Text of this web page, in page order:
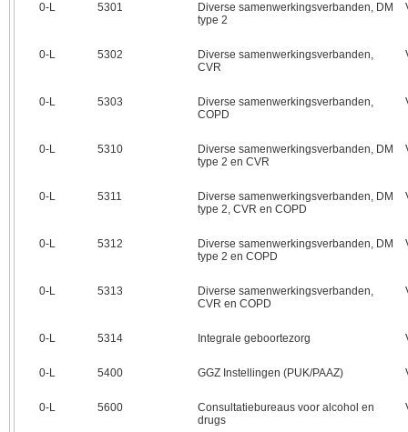
0‑L 5301
Diverse samenwerkingsverbanden, DM
type 2
0‑L 5302
Diverse samenwerkingsverbanden,
CVR
0‑L 5303
Diverse samenwerkingsverbanden,
COPD
0‑L 5310
Diverse samenwerkingsverbanden, DM
type 2 en CVR
0‑L 5311
Diverse samenwerkingsverbanden, DM
type 2, CVR en COPD
0‑L 5312
Diverse samenwerkingsverbanden, DM
type 2 en COPD
0‑L 5313
Diverse samenwerkingsverbanden,
CVR en COPD
0‑L 5314 Integrale geboortezorg
0‑L 5400 GGZ Instellingen (PUK/PAAZ)
0‑L 5600
Consultatiebureaus voor alcohol en
drugs